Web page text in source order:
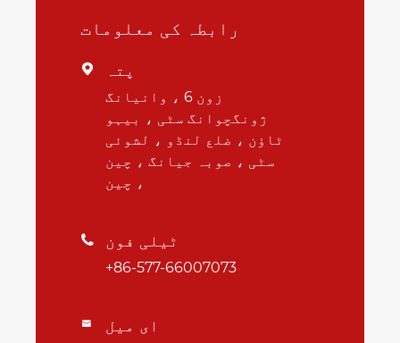
رابطہ کی معلومات
 پتہ
زون 6 ، وانیانگ
ژونگچوانگ سٹی ، بیہو
ٹاؤن ، ضلع لنڈو ، لشوئی
سٹی ، صوبہ جیانگ ، چین
، چین
 ٹیلی فون
+86-577-66007073
 ای میل